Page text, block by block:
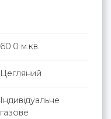
60.0 м.кв.
Цегляний
Індивідуальне
газове